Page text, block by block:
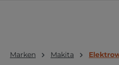
Marken Makita